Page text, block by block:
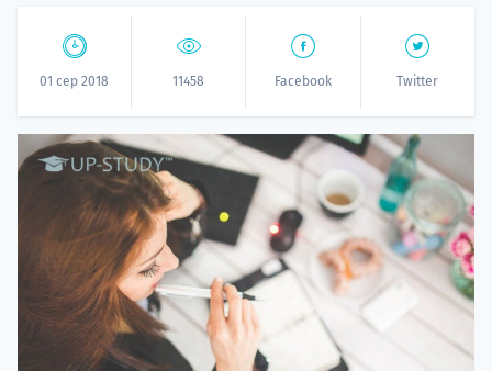
01 сер 2018 11458 Facebook Twitter